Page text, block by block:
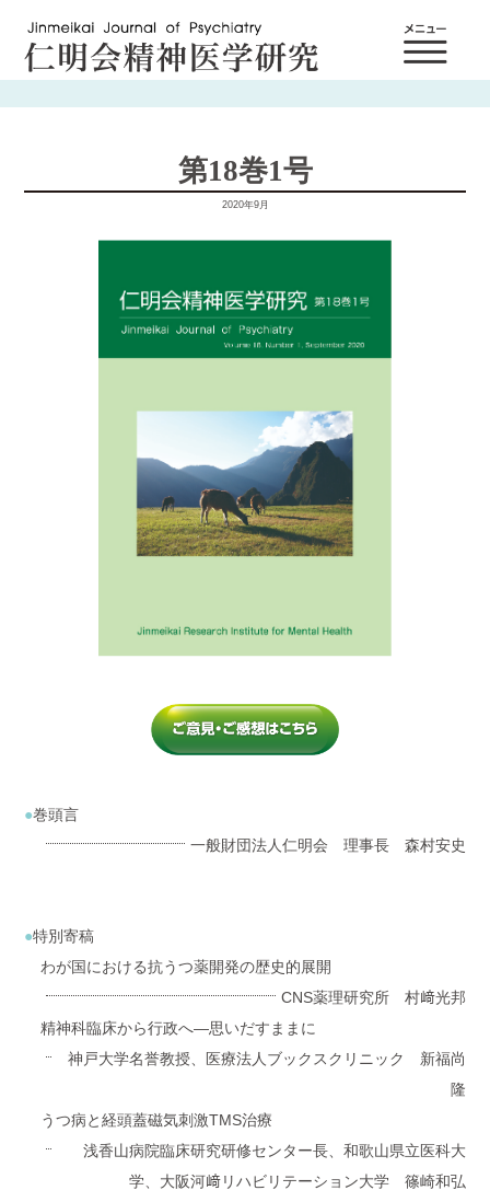
第18巻1号
2020年9月
巻頭言
一般財団法人仁明会 理事長 森村安史
特別寄稿
わが国における抗うつ薬開発の歴史的展開
CNS薬理研究所 村﨑光邦
精神科臨床から行政へ―思いだすままに
神戸大学名誉教授、医療法人ブックスクリニック 新福尚
隆
うつ病と経頭蓋磁気刺激TMS治療
浅香山病院臨床研究研修センター長、和歌山県立医科大
学、大阪河﨑リハビリテーション大学 篠崎和弘